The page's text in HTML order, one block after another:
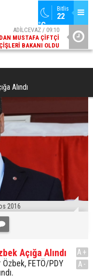
Bitlis
22
°C
ADİLCEVAZ / 09:10
MUSTAFA ÇIFTÇI
BAKANI OLDU
Alındı
2016
Açığa Alındı
FETÖ/PDY
A+
A-